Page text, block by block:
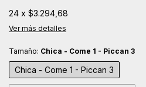
24 x $3.294,68
Ver más detalles
Tamaño: Chica - Come 1 - Piccan 3
Chica - Come 1 - Piccan 3